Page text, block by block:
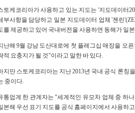
토케코리아가 사용하고 있는 지도는 '지도데이터
부사항을 담당하고 일본 지도데이터 업체 '젠린
를 제공하고 있어 국내버전을 사용하면 동해가 일
난해 9월 강남 도산대로에 첫 플레그십 매장을 오
적 요충지가 될 것"이라고 말한 바 있다.
지만 스토케코리아는 지난 2013년 국내 공식 론칭
중이다.
통업계 한 관계자는 "세계적인 유모차 업체 중 하
본해 우선 표기 지도를 공식 홈페이지에서 사용하